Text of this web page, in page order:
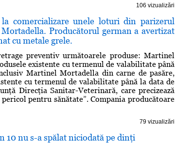
106 vizualizări
comercializare unele loturi din parizerul
Producătorul german a avertizat
cu metale grele.
preventiv următoarele produse: Martinel
existente cu termenul de valabilitate până
Martinel Mortadella din carne de pasăre,
cu termenul de valabilitate până la data de
Direcţia Sanitar-Veterinară, care precizează
pentru sănătate”. Compania producătoare
79 vizualizări
10 nu s-a spălat niciodată pe dinţi